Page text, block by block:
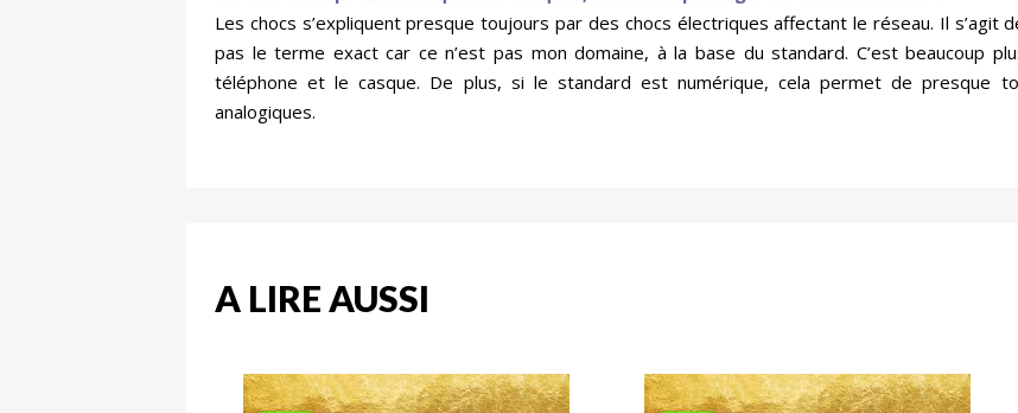
Les chocs s’expliquent presque toujours par des chocs électriques affectant le réseau. Il s’agit
pas le terme exact car ce n’est pas mon domaine, à la base du standard. C’est beaucoup
téléphone et le casque. De plus, si le standard est numérique, cela permet de presque
analogiques.
A LIRE AUSSI